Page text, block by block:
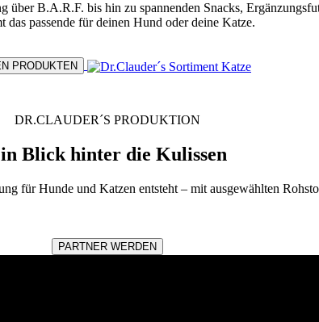
über B.A.R.F. bis hin zu spannenden Snacks,
das passende für deinen Hund oder deine Katze.
PRODUKTEN
DR.CLAUDER´S PRODUKTION
Blick hinter die Kulissen
für Hunde und Katzen entsteht – mit ausgewählten
PARTNER WERDEN